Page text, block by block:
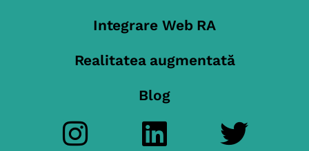
Integrare Web RA
Realitatea augmentată
Blog